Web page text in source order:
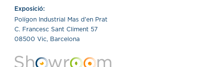
Exposició:
Polígon Industrial Mas d'en Prat
C. Francesc Sant Climent 57
08500 Vic, Barcelona